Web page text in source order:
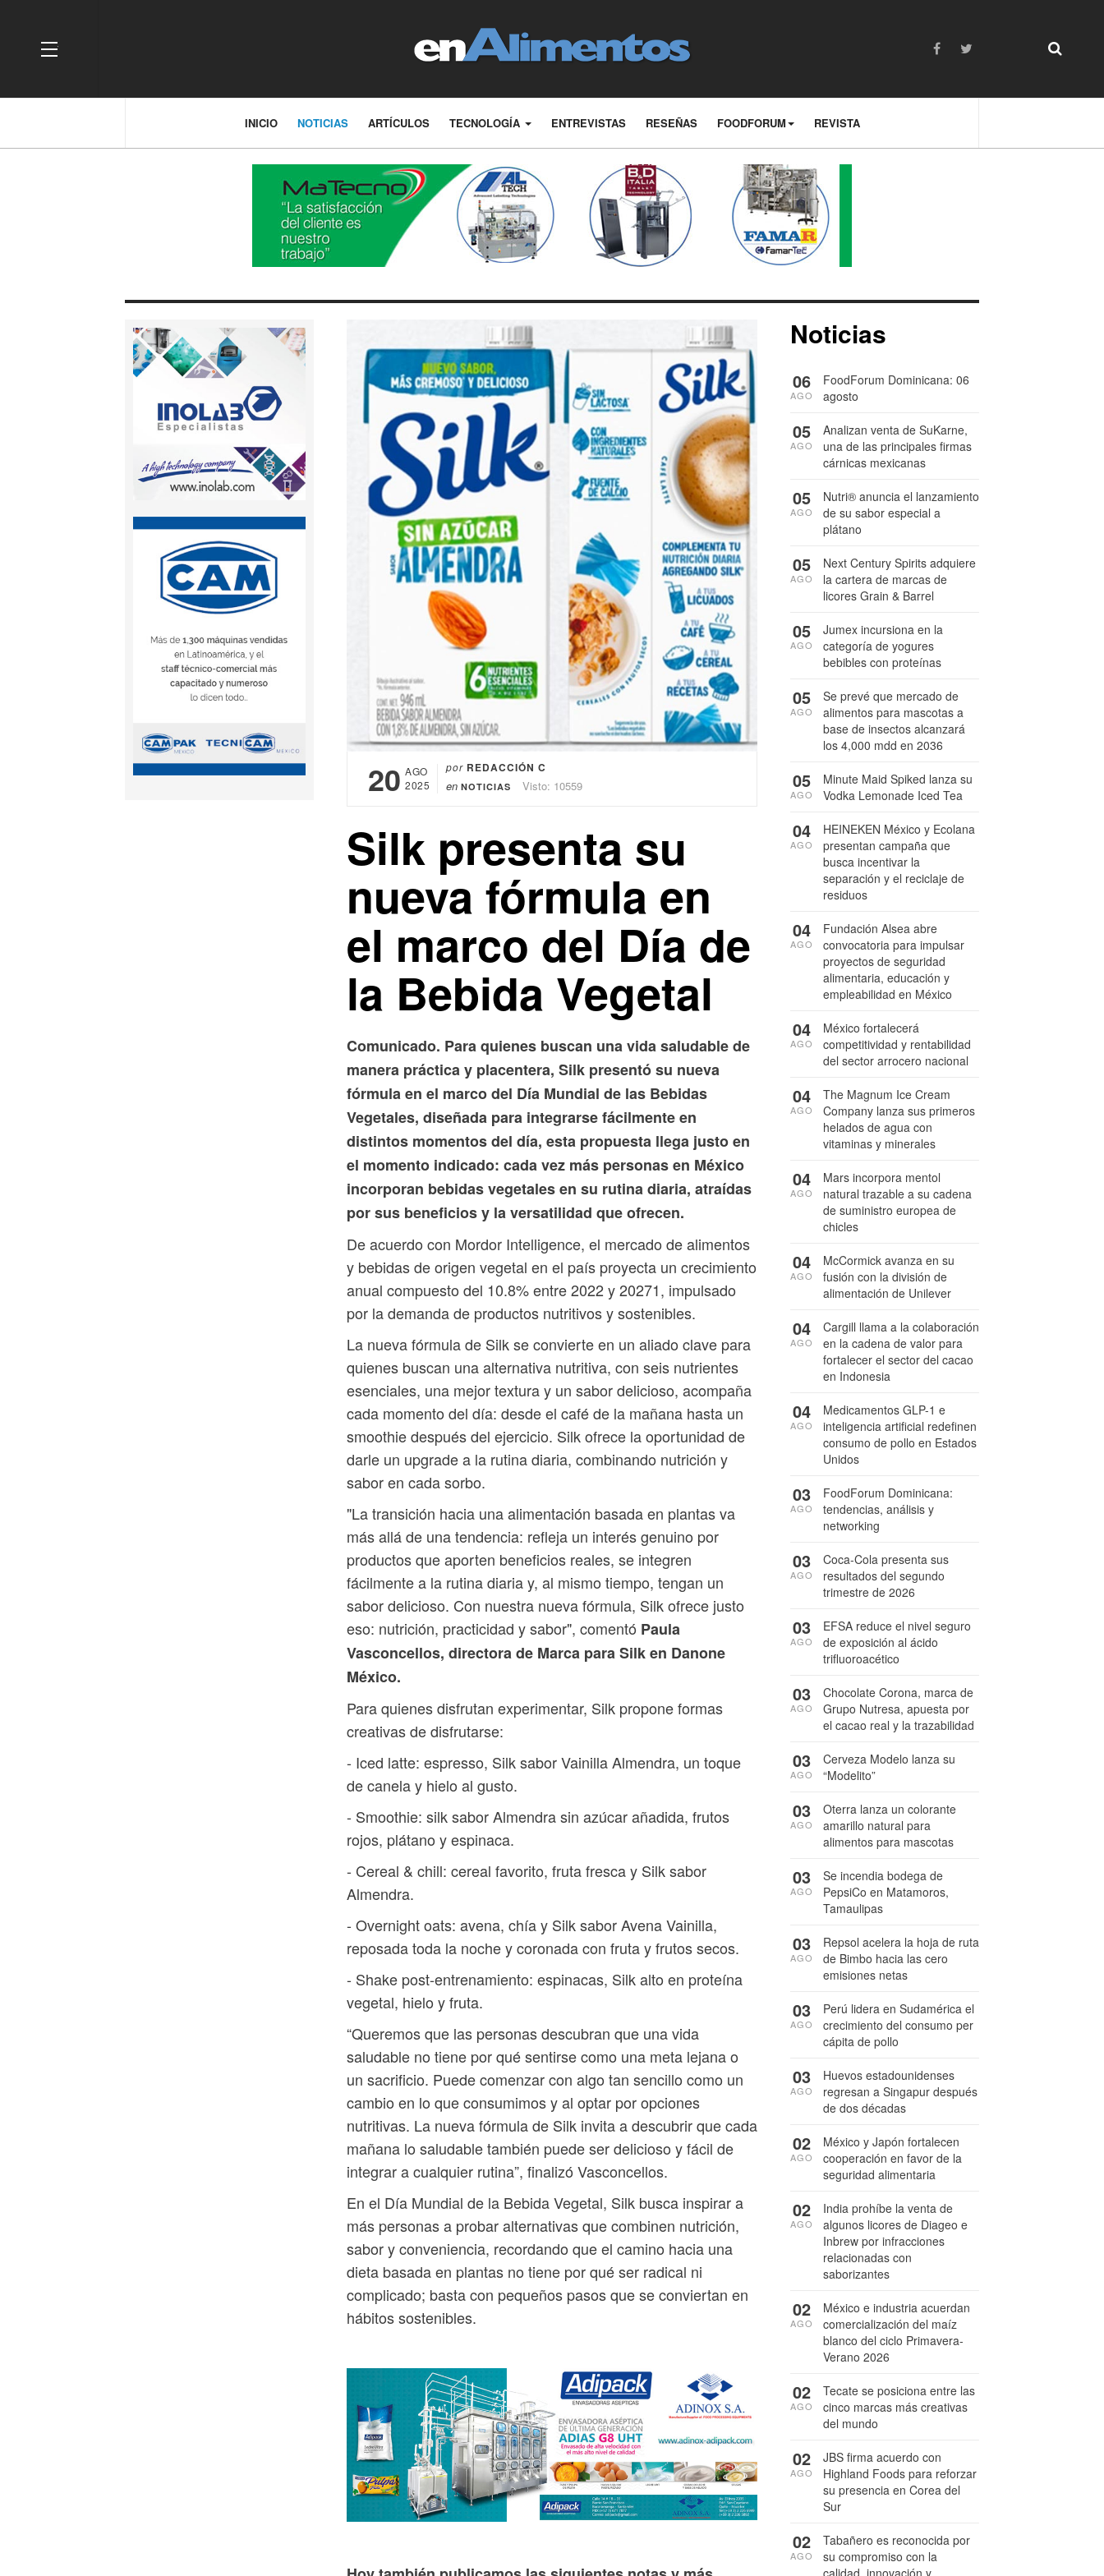
OFF CANVAS
INICIO NOTICIAS ARTÍCULOS TECNOLOGÍA ENTREVISTAS RESEÑAS FOODFORUM REVISTA
20 AGO
2025
por REDACCIÓN C
en NOTICIAS Visto: 10559
Silk presenta su
nueva fórmula en
el marco del Día de
la Bebida Vegetal
Comunicado. Para quienes buscan una vida saludable de
manera práctica y placentera, Silk presentó su nueva
fórmula en el marco del Día Mundial de las Bebidas
Vegetales, diseñada para integrarse fácilmente en
distintos momentos del día, esta propuesta llega justo en
el momento indicado: cada vez más personas en México
incorporan bebidas vegetales en su rutina diaria, atraídas
por sus beneficios y la versatilidad que ofrecen.
De acuerdo con Mordor Intelligence, el mercado de alimentos
y bebidas de origen vegetal en el país proyecta un crecimiento
anual compuesto del 10.8% entre 2022 y 20271, impulsado
por la demanda de productos nutritivos y sostenibles.
La nueva fórmula de Silk se convierte en un aliado clave para
quienes buscan una alternativa nutritiva, con seis nutrientes
esenciales, una mejor textura y un sabor delicioso, acompaña
cada momento del día: desde el café de la mañana hasta un
smoothie después del ejercicio. Silk ofrece la oportunidad de
darle un upgrade a la rutina diaria, combinando nutrición y
sabor en cada sorbo.
"La transición hacia una alimentación basada en plantas va
más allá de una tendencia: refleja un interés genuino por
productos que aporten beneficios reales, se integren
fácilmente a la rutina diaria y, al mismo tiempo, tengan un
sabor delicioso. Con nuestra nueva fórmula, Silk ofrece justo
eso: nutrición, practicidad y sabor", comentó Paula
Vasconcellos, directora de Marca para Silk en Danone
México.
Para quienes disfrutan experimentar, Silk propone formas
creativas de disfrutarse:
- Iced latte: espresso, Silk sabor Vainilla Almendra, un toque
de canela y hielo al gusto.
- Smoothie: silk sabor Almendra sin azúcar añadida, frutos
rojos, plátano y espinaca.
- Cereal & chill: cereal favorito, fruta fresca y Silk sabor
Almendra.
- Overnight oats: avena, chía y Silk sabor Avena Vainilla,
reposada toda la noche y coronada con fruta y frutos secos.
- Shake post-entrenamiento: espinacas, Silk alto en proteína
vegetal, hielo y fruta.
“Queremos que las personas descubran que una vida
saludable no tiene por qué sentirse como una meta lejana o
un sacrificio. Puede comenzar con algo tan sencillo como un
cambio en lo que consumimos y al optar por opciones
nutritivas. La nueva fórmula de Silk invita a descubrir que cada
mañana lo saludable también puede ser delicioso y fácil de
integrar a cualquier rutina”, finalizó Vasconcellos.
En el Día Mundial de la Bebida Vegetal, Silk busca inspirar a
más personas a probar alternativas que combinen nutrición,
sabor y conveniencia, recordando que el camino hacia una
dieta basada en plantas no tiene por qué ser radical ni
complicado; basta con pequeños pasos que se conviertan en
hábitos sostenibles.
Noticias
FoodForum Dominicana: 06
agosto
06
AGO
Analizan venta de SuKarne,
una de las principales firmas
cárnicas mexicanas
05
AGO
Nutri® anuncia el lanzamiento
de su sabor especial a
plátano
05
AGO
Next Century Spirits adquiere
la cartera de marcas de
licores Grain & Barrel
05
AGO
Jumex incursiona en la
categoría de yogures
bebibles con proteínas
05
AGO
Se prevé que mercado de
alimentos para mascotas a
base de insectos alcanzará
los 4,000 mdd en 2036
05
AGO
Minute Maid Spiked lanza su
Vodka Lemonade Iced Tea
05
AGO
HEINEKEN México y Ecolana
presentan campaña que
busca incentivar la
separación y el reciclaje de
residuos
04
AGO
Fundación Alsea abre
convocatoria para impulsar
proyectos de seguridad
alimentaria, educación y
empleabilidad en México
04
AGO
México fortalecerá
competitividad y rentabilidad
del sector arrocero nacional
04
AGO
The Magnum Ice Cream
Company lanza sus primeros
helados de agua con
vitaminas y minerales
04
AGO
Mars incorpora mentol
natural trazable a su cadena
de suministro europea de
chicles
04
AGO
McCormick avanza en su
fusión con la división de
alimentación de Unilever
04
AGO
Cargill llama a la colaboración
en la cadena de valor para
fortalecer el sector del cacao
en Indonesia
04
AGO
Medicamentos GLP-1 e
inteligencia artificial redefinen
consumo de pollo en Estados
Unidos
04
AGO
FoodForum Dominicana:
tendencias, análisis y
networking
03
AGO
Coca-Cola presenta sus
resultados del segundo
trimestre de 2026
03
AGO
EFSA reduce el nivel seguro
de exposición al ácido
trifluoroacético
03
AGO
Chocolate Corona, marca de
Grupo Nutresa, apuesta por
el cacao real y la trazabilidad
03
AGO
Cerveza Modelo lanza su
“Modelito”
03
AGO
Oterra lanza un colorante
amarillo natural para
alimentos para mascotas
03
AGO
Se incendia bodega de
PepsiCo en Matamoros,
Tamaulipas
03
AGO
Repsol acelera la hoja de ruta
de Bimbo hacia las cero
emisiones netas
03
AGO
Perú lidera en Sudamérica el
crecimiento del consumo per
cápita de pollo
03
AGO
Huevos estadounidenses
regresan a Singapur después
de dos décadas
03
AGO
México y Japón fortalecen
cooperación en favor de la
seguridad alimentaria
02
AGO
India prohíbe la venta de
algunos licores de Diageo e
Inbrew por infracciones
relacionadas con
saborizantes
02
AGO
México e industria acuerdan
comercialización del maíz
blanco del ciclo Primavera-
Verano 2026
02
AGO
Tecate se posiciona entre las
cinco marcas más creativas
del mundo
02
AGO
JBS firma acuerdo con
Highland Foods para reforzar
su presencia en Corea del
Sur
02
AGO
Tabañero es reconocida por
su compromiso con la
calidad, innovación y
02
AGO